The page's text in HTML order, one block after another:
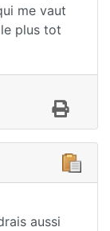
me vaut
plus tot
aussi